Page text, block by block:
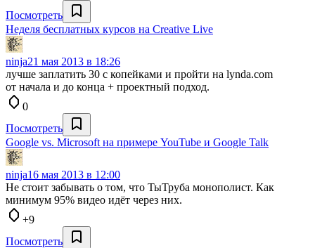
Посмотреть
Неделя бесплатных курсов на Сreative Live
ninja21 мая 2013 в 18:26
лучше заплатить 30 с копейками и пройти на lynda.com
от начала и до конца + проектный подход.
0
Посмотреть
Google vs. Microsoft на примере YouTube и Google Talk
ninja16 мая 2013 в 12:00
Не стоит забывать о том, что ТыТруба монополист. Как
минимум 95% видео идёт через них.
+9
Посмотреть